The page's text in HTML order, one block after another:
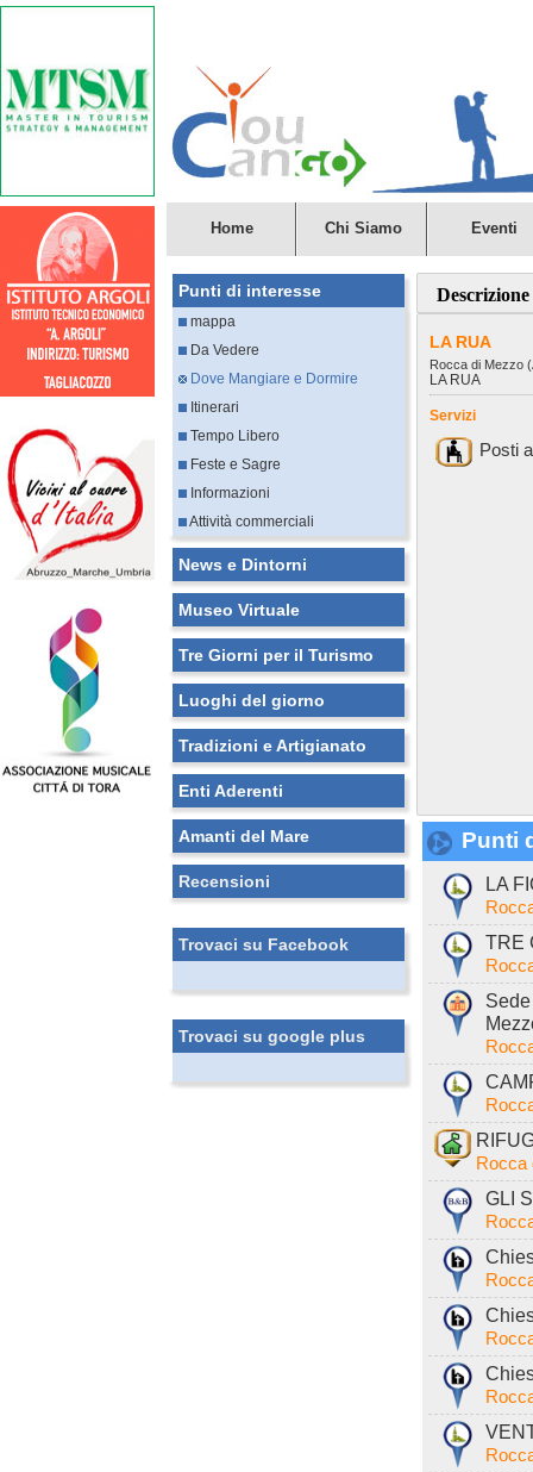
Home Chi Siamo Eventi
Punti di interesse
mappa
Da Vedere
Dove Mangiare e Dormire
Itinerari
Tempo Libero
Feste e Sagre
Informazioni
Attività commerciali
News e Dintorni
Museo Virtuale
Tre Giorni per il Turismo
Luoghi del giorno
Tradizioni e Artigianato
Enti Aderenti
Amanti del Mare
Recensioni
Trovaci su Facebook
Trovaci su google plus
Descrizione
LA RUA
Rocca di Mezzo
LA RUA
Servizi
Posti
Punti
LA
TRE
Rocca
GLI